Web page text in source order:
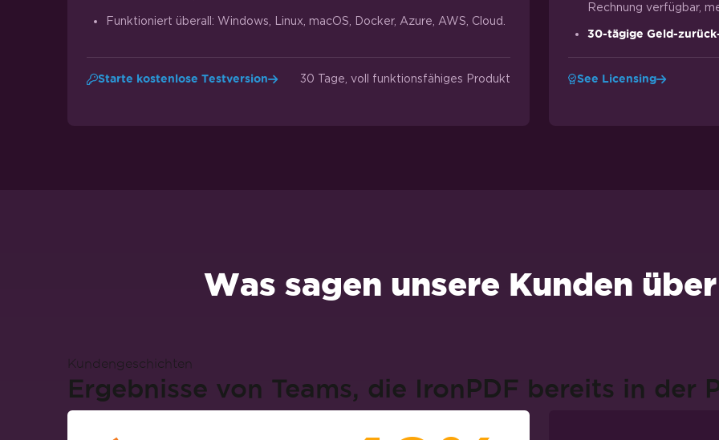
Funktioniert überall: Windows, Linux, macOS, Docker, Azure, AWS, Cloud.
Starte kostenlose Testversion 30 Tage, voll funktionsfähiges Produkt
Rechnung verfügbar,
30-tägige Geld-
See Licensing
Was sagen unsere Kunden
Kundengeschichten
Ergebnisse von Teams, die IronPDF bereits in der